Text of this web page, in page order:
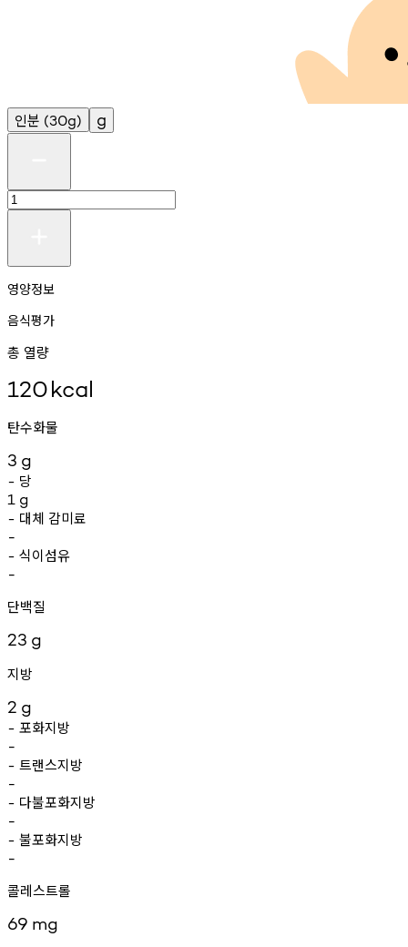
인분 (30g) g
영양정보
음식평가
총 열량
120kcal
탄수화물
3 g
- 당
1 g
- 대체 감미료
-
- 식이섬유
-
단백질
23 g
지방
2 g
- 포화지방
-
- 트랜스지방
-
- 다불포화지방
-
- 불포화지방
-
콜레스트롤
69 mg